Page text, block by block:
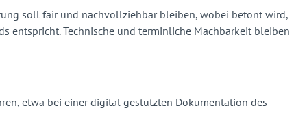
soll fair und nachvollziehbar bleiben, wobei betont wird,
entspricht. Technische und terminliche Machbarkeit bleiben
etwa bei einer digital gestützten Dokumentation des